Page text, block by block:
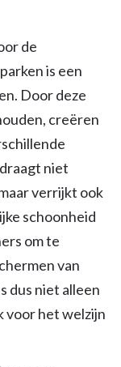
de
is een
Door deze
creëren
niet
verrijkt ook
schoonheid
om te
van
dus niet alleen
voor het welzijn